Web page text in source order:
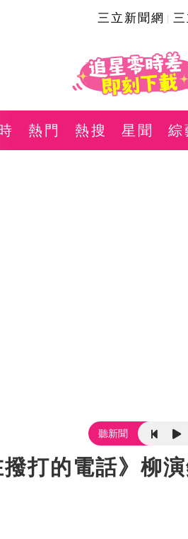
三立新聞網
熱門 熱搜 星聞 綜
聽新聞
打的電話》柳